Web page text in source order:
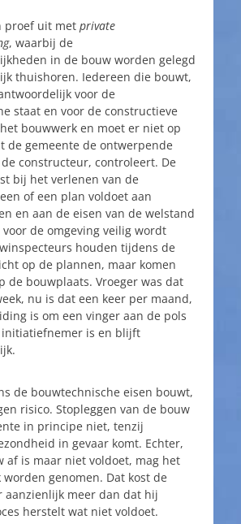
proef uit met private
, waarbij de
in de bouw worden gelegd
thuishoren. Iedereen die bouwt,
voor de
staat en voor de constructieve
bouwwerk en moet er niet op
de gemeente de ontwerpende
constructeur, controleert. De
bij het verlenen van de
of een plan voldoet aan
en aan de eisen van de welstand
voor de omgeving veilig wordt
houden tijdens de
op de plannen, maar komen
de bouwplaats. Vroeger was dat
nu is dat een keer per maand,
is om een vinger aan de pols
initiatiefnemer is en blijft
de bouwtechnische eisen bouwt,
risico. Stopleggen van de bouw
in principe niet, tenzij
in gevaar komt. Echter,
af is maar niet voldoet, mag het
genomen. Dat kost de
meer dan dat hij
herstelt wat niet voldoet.